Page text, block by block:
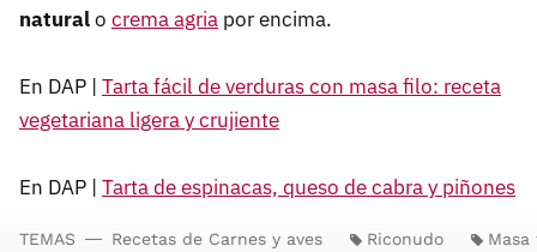
naturalo crema agria por encima.
En DAP | Tarta fácil de verduras con masa filo: receta
vegetariana ligera y crujiente
En DAP | Tarta de espinacas, queso de cabra y piñones
TEMAS Recetas de Carnes y aves Riconudo Masa